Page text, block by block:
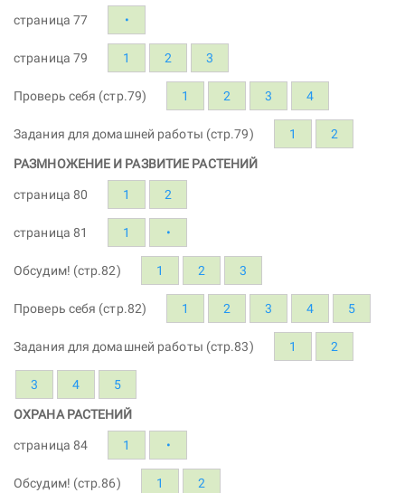
страница 77 •
страница 79 1 2 3
Проверь себя (стр.79) 1 2 3 4
Задания для домашней работы (стр.79) 1 2
РАЗМНОЖЕНИЕ И РАЗВИТИЕ РАСТЕНИЙ
страница 80 1 2
страница 81 1 •
Обсудим! (стр.82) 1 2 3
Проверь себя (стр.82) 1 2 3 4 5
Задания для домашней работы (стр.83) 1 2
3 4 5
ОХРАНА РАСТЕНИЙ
страница 84 1 •
Обсудим! (стр.86) 1 2